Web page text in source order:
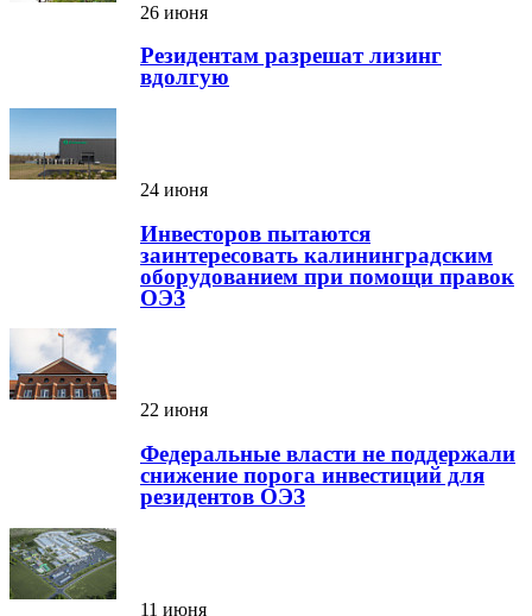
26 июня
Резидентам разрешат лизинг
вдолгую
24 июня
Инвесторов пытаются
заинтересовать калининградским
оборудованием при помощи правок
ОЭЗ
22 июня
Федеральные власти не поддержали
снижение порога инвестиций для
резидентов ОЭЗ
11 июня